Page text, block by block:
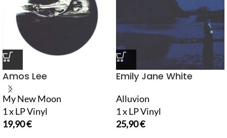
Amos Lee
My New Moon
1 x LP Vinyl
19,90€
Emily Jane White
Alluvion
1 x LP Vinyl
25,90€